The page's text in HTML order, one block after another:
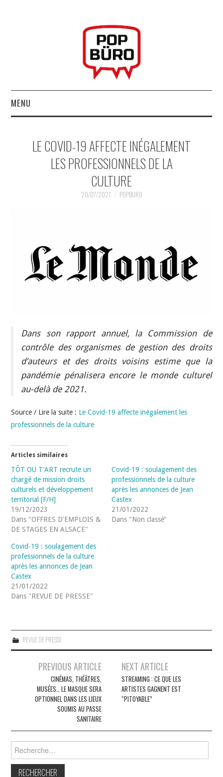
MENU
MUSIQUESACTUELLES.NET
GABBA GABBA HEY !
DOKO
LE COVID-19 AFFECTE INÉGALEMENT
LES PROFESSIONNELS DE LA
CULTURE
20/07/2021 POPBURO
Dans son rapport annuel, la Commission de
contrôle des organismes de gestion des droits
d’auteurs et des droits voisins estime que la
pandémie pénalisera encore le monde culturel
au-delà de 2021.
Source / Lire la suite : Le Covid-19 affecte inégalement les
professionnels de la culture
Articles similaires
TÔT OU T’ART recrute un
chargé de mission droits
culturels et développement
territorial [F/H]
19/12/2023
Dans "OFFRES D'EMPLOIS &
DE STAGES EN ALSACE"
Covid-19 : soulagement des
professionnels de la culture
après les annonces de Jean
Castex
21/01/2022
Dans "Non classé"
Covid-19 : soulagement des
professionnels de la culture
après les annonces de Jean
Castex
21/01/2022
Dans "REVUE DE PRESSE"
REVUE DE PRESSE
Navigation
articles
PREVIOUS ARTICLE
CINÉMAS, THÉÂTRES,
MUSÉES… LE MASQUE SERA
OPTIONNEL DANS LES LIEUX
SOUMIS AU PASSE
SANITAIRE
NEXT ARTICLE
STREAMING : CE QUE LES
ARTISTES GAGNENT EST
“PITOYABLE”